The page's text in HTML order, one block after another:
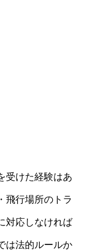
受けた経験はあ
飛行場所のトラ
対応しなければ
は法的ルールか